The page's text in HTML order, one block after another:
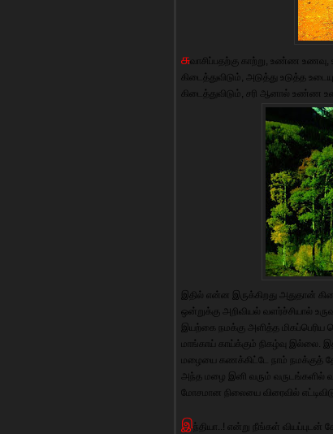
சுவாசிப்பதற்கு காற்று, உண்ண உணவு,
கிடைத்துவிடும், அடுத்து உடுத்த
கிடைத்துவிடும், சரி ஆனால் உண்ண
இதில் என்ன இருக்கிறது அதுதான்
ஒன்றுக்கு அறிவியல் வளர்ச்சியால்
இயற்கை நமக்கு அளித்த
மாங்காய் காய்க்கும் நிகழ்வு இல்லை.
மழையை கணக்கிட்டே நாம் நமக்குத்
அந்த மழை இனி வரும் வருடங்களில்
மோசமான நிலையை விரைவில்
இந்தியா..! என்று நீங்கள்